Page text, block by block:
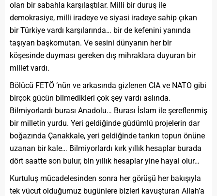
olan bir sabahla karşılaştılar. Milli bir duruş ile
demokrasiye, milli iradeye ve siyasi iradeye sahip çıkan
bir Türkiye vardı karşılarında… bir de kefenini yanında
taşıyan başkomutan. Ve sesini dünyanın her bir
köşesinde duyması gereken dış mihraklara duyuran bir
millet vardı.
Bölücü FETÖ ‘nün ve arkasında gizlenen CIA ve NATO gibi
birçok gücün bilmedikleri çok şey vardı aslında.
Bilmiyorlardı burası Anadolu… Burası İslam ile şereflenmiş
bir milletin yurdu. Yeri geldiğinde güdümlü projelerin dar
boğazında Çanakkale, yeri geldiğinde tankın topun önüne
uzanan bir kale… Bilmiyorlardı kırk yıllık hesaplar burada
dört saatte son bulur, bin yıllık hesaplar yine hayal olur…
Kurtuluş mücadelesinden sonra her görüşü her bakışıyla
tek vücut olduğumuz bugünlere bizleri kavuşturan Allah’a